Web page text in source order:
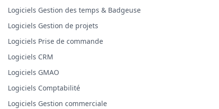
Logiciels Gestion des temps & Badgeuse
Logiciels Gestion de projets
Logiciels Prise de commande
Logiciels CRM
Logiciels GMAO
Logiciels Comptabilité
Logiciels Gestion commerciale